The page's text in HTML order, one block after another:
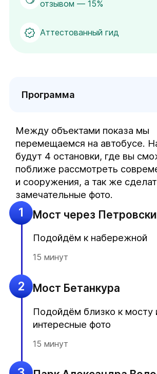
отзывом — 15%
Аттестованный гид
Программа
Между объектами показа мы
перемещаемся на автобусе.
будут 4 остановки, где вы
поближе рассмотреть
и сооружения, а так же
замечательные фото.
1 Мост через
Подойдём к набережной
15 минут
2 Мост Бетанкура
Подойдём близко к мосту
интересные фото
15 минут